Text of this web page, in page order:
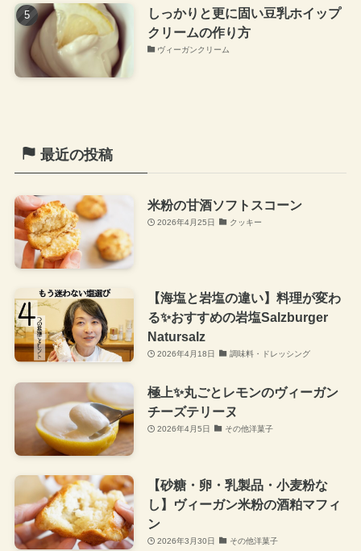
しっかりと更に固い豆乳ホイップ
クリームの作り方
ヴィーガンクリーム
最近の投稿
米粉の甘酒ソフトスコーン
2026年4月25日 クッキー
【海塩と岩塩の違い】料理が変わ
る✨おすすめの岩塩Salzburger
Natursalz
2026年4月18日 調味料・ドレッシング
極上✨丸ごとレモンのヴィーガン
チーズテリーヌ
2026年4月5日 その他洋菓子
【砂糖・卵・乳製品・小麦粉な
し】ヴィーガン米粉の酒粕マフィ
ン
2026年3月30日 その他洋菓子